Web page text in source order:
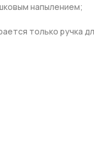
напылением;
только ручка